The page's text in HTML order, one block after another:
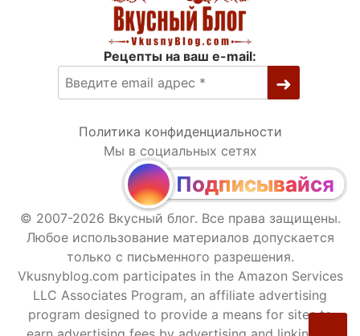
Рецепты на ваш e-mail:
Политика конфиденциальности
Мы в социальных сетях
Подписывайся
© 2007-2026 Вкусный блог. Все права защищены.
Любое использование материалов допускается
только с письменного разрешения.
Vkusnyblog.com participates in the Amazon Services
LLC Associates Program, an affiliate advertising
program designed to provide a means for sites to